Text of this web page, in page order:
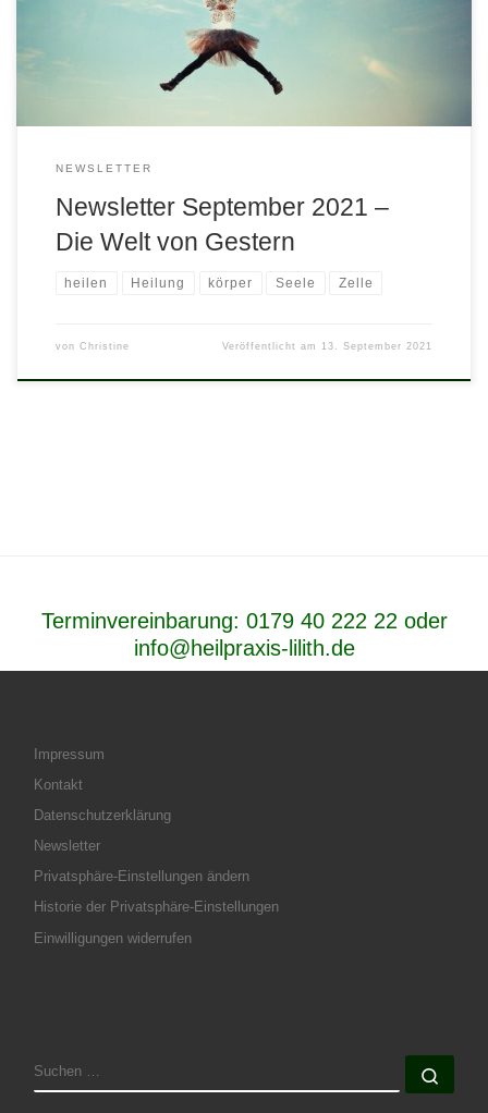
Lebensmittel für den Winter. Das ist uralt und längst vorbei?
Täusche dich nicht! Es ist ein jahrtausendealtes […]
NEWSLETTER
Newsletter September 2021 –
Die Welt von Gestern
heilen Heilung körper Seele Zelle
von Christine Veröffentlicht am 13. September 2021
Terminvereinbarung: 0179 40 222 22 oder
info@heilpraxis-lilith.de
Impressum
Kontakt
Datenschutzerklärung
Newsletter
Privatsphäre-Einstellungen ändern
Historie der Privatsphäre-Einstellungen
Einwilligungen widerrufen
SUCHE